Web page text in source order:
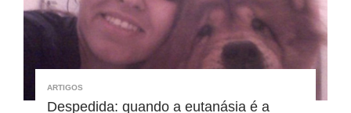
ARTIGOS
Despedida: quando a eutanásia é a